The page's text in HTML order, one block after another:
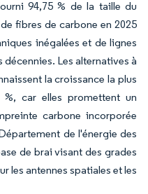
94,75 % de la taille du
fibres de carbone en 2025
inégalées et de lignes
Les alternatives à
la croissance la plus
car elles promettent un
carbone incorporée
de l'énergie des
de brai visant des grades
les antennes spatiales et les